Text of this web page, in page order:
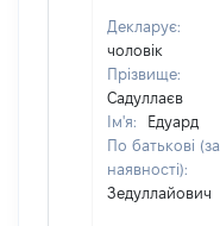
Декларує:
чоловік
Прізвище:
Садуллаєв
Ім'я:
Едуард
По батькові (за
наявності):
Зедуллайович